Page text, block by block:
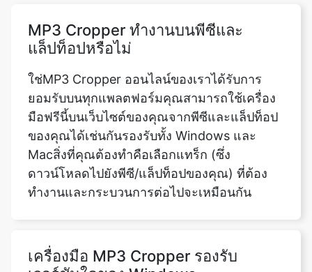
ยอมรับบนทุกแพลตฟอร์มคุณสามารถใช้เครื่อง
มือฟรีนี้บนเว็บไซต์ของคุณจากพีซีและแล็ปท็อป
ของคุณได้เช่นกันรองรับทั้ง Windows และ
Macสิ่งที่คุณต้องทำคือเลือกแทร็ก (ซึ่ง
ดาวน์โหลดไปยังพีซี/แล็ปท็อปของคุณ) ที่ต้อง
ทำงานและกระบวนการต่อไปจะเหมือนกัน
เครื่องมือ MP3 Cropper รองรับ
คุณลักษณะ MP3 Cropper ของเราใช้เว็บอย่าง
สมบูรณ์ด้วยเหตุนี้จึงให้การสนับสนุนข้าม